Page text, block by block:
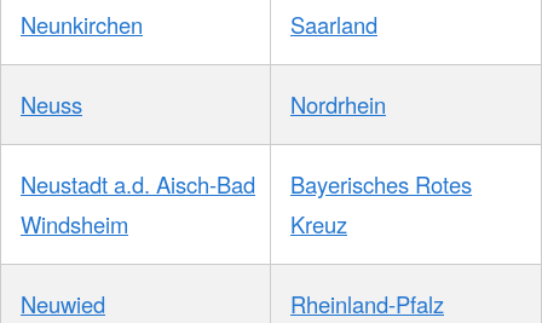
Neunkirchen Saarland
Neuss Nordrhein
Neustadt a.d. Aisch-Bad
Windsheim
Bayerisches Rotes
Kreuz
Neuwied Rheinland-Pfalz